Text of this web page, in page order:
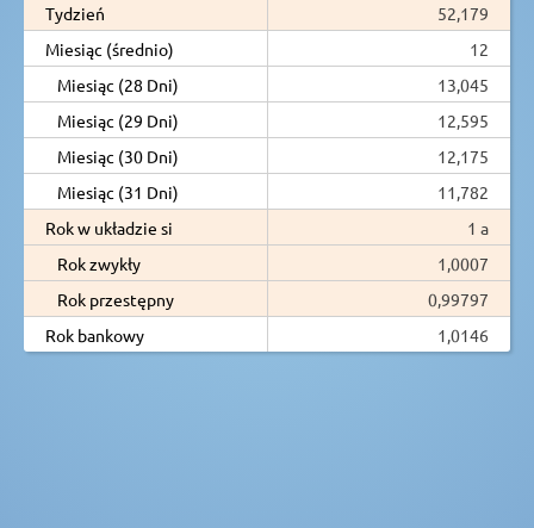
Tydzień
52,179
Miesiąc (średnio)
12
Miesiąc (28 Dni)
13,045
Miesiąc (29 Dni)
12,595
Miesiąc (30 Dni)
12,175
Miesiąc (31 Dni)
11,782
Rok w układzie si
1 a
Rok zwykły
1,0007
Rok przestępny
0,99797
Rok bankowy
1,0146